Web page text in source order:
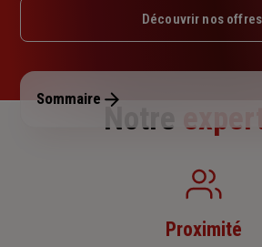
Jeudi : 09h – 12h / 14h – 18h
Dimanche : Fermé
Découvrir nos offres
Sommaire
Notre
Proximité